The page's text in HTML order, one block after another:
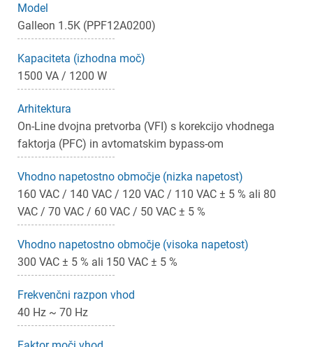
Model
Galleon 1.5K (PPF12A0200)
Kapaciteta (izhodna moč)
1500 VA / 1200 W
Arhitektura
On-Line dvojna pretvorba (VFI) s korekcijo vhodnega
faktorja (PFC) in avtomatskim bypass-om
Vhodno napetostno območje (nizka napetost)
160 VAC / 140 VAC / 120 VAC / 110 VAC ± 5 % ali 80
VAC / 70 VAC / 60 VAC / 50 VAC ± 5 %
Vhodno napetostno območje (visoka napetost)
300 VAC ± 5 % ali 150 VAC ± 5 %
Frekvenčni razpon vhod
40 Hz ~ 70 Hz